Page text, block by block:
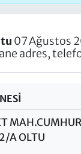
07 Ağustos
adres,
A OLTU